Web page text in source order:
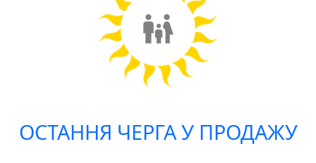
ОСТАННЯ ЧЕРГА У ПРОДАЖУ